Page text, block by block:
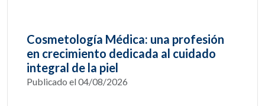
Cosmetología Médica: una profesión
en crecimiento dedicada al cuidado
integral de la piel
Publicado el 04/08/2026